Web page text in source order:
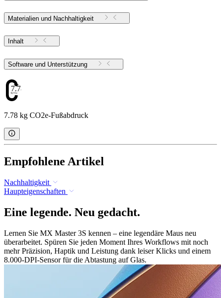
Materialien und Nachhaltigkeit
Inhalt
Software und Unterstützung
7.78
7.78 kg CO2e-Fußabdruck
Empfohlene Artikel
Nachhaltigkeit
Haupteigenschaften
Eine legende. Neu gedacht.
Lernen Sie MX Master 3S kennen – eine legendäre Maus neu
überarbeitet. Spüren Sie jeden Moment Ihres Workflows mit noch
mehr Präzision, Haptik und Leistung dank leiser Klicks und einem
8.000-DPI-Sensor für die Abtastung auf Glas.